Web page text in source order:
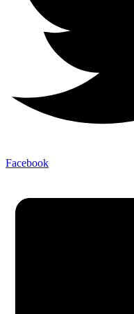
Facebook